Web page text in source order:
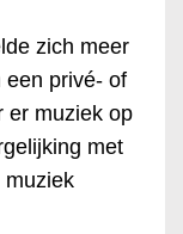
zich meer
een privé- of
er muziek op
met
muziek